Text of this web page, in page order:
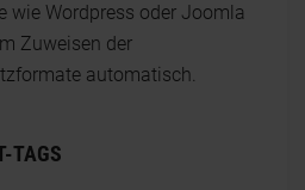
wie Wordpress oder Joomla
Zuweisen der
automatisch.
TAGS